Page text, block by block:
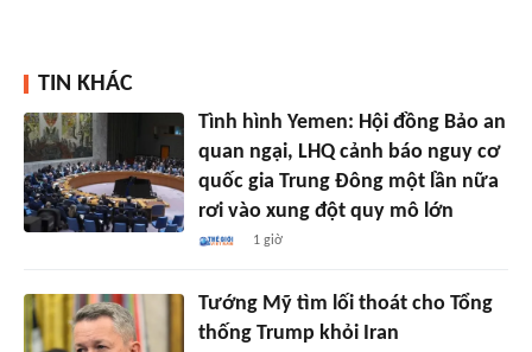
TIN KHÁC
Tình hình Yemen: Hội đồng Bảo an
quan ngại, LHQ cảnh báo nguy cơ
quốc gia Trung Đông một lần nữa
rơi vào xung đột quy mô lớn
1 giờ
Tướng Mỹ tìm lối thoát cho Tổng
thống Trump khỏi Iran